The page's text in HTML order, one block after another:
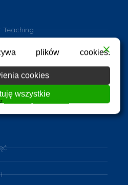
Teaching
plików cookies.
cookies
wszystkie